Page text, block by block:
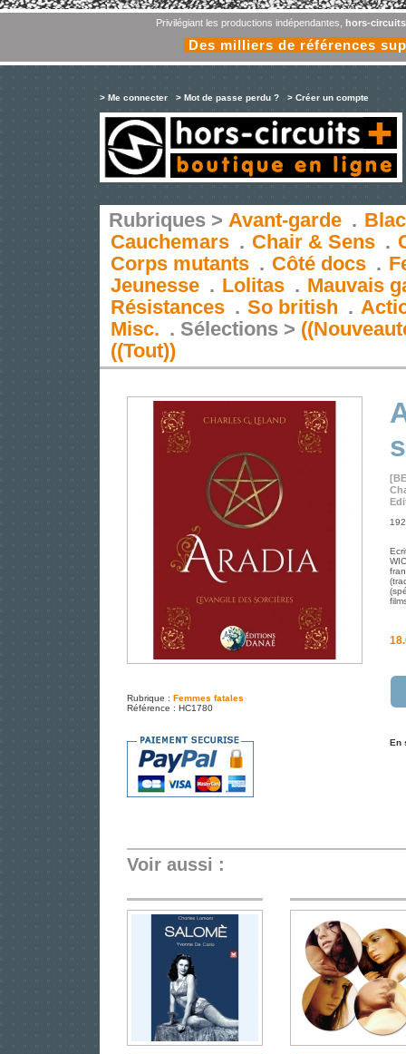
Privilégiant les productions indépendantes, hors-
Des milliers de références
> Me connecter > Mot de passe perdu ? > Créer un compte
Rubriques > Avant-garde .
Cauchemars . Chair & Sens .
Corps mutants . Côté docs .
Jeunesse . Lolitas . Mauvais
Résistances . So british .
Misc. . Sélections >
((Tout))
Rubrique : Femmes fatales
Référence : HC1780
En
Voir aussi :